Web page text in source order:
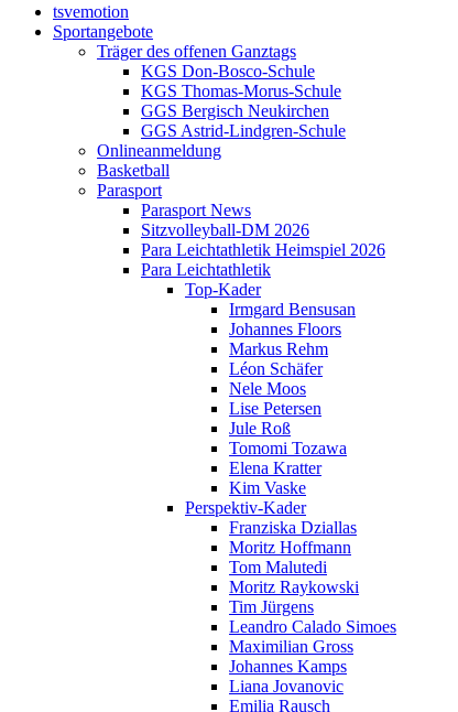
tsvemotion
Sportangebote
Träger des offenen Ganztags
KGS Don-Bosco-Schule
KGS Thomas-Morus-Schule
GGS Bergisch Neukirchen
GGS Astrid-Lindgren-Schule
Onlineanmeldung
Basketball
Parasport
Parasport News
Sitzvolleyball-DM 2026
Para Leichtathletik Heimspiel 2026
Para Leichtathletik
Top-Kader
Irmgard Bensusan
Johannes Floors
Markus Rehm
Léon Schäfer
Nele Moos
Lise Petersen
Jule Roß
Tomomi Tozawa
Elena Kratter
Kim Vaske
Perspektiv-Kader
Franziska Dziallas
Moritz Hoffmann
Tom Malutedi
Moritz Raykowski
Tim Jürgens
Leandro Calado Simoes
Maximilian Gross
Johannes Kamps
Liana Jovanovic
Emilia Rausch